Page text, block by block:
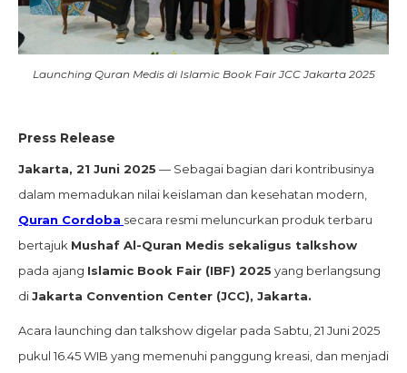
Launching Quran Medis di Islamic Book Fair JCC Jakarta 2025
Press Release
Jakarta, 21 Juni 2025 — Sebagai bagian dari kontribusinya
dalam memadukan nilai keislaman dan kesehatan modern,
Quran Cordoba secara resmi meluncurkan produk terbaru
bertajuk Mushaf Al-Quran Medis sekaligus talkshow
pada ajang Islamic Book Fair (IBF) 2025 yang berlangsung
diJakarta Convention Center (JCC), Jakarta.
Acara launching dan talkshow digelar pada Sabtu, 21 Juni 2025
pukul 16.45 WIB yang memenuhi panggung kreasi, dan menjadi